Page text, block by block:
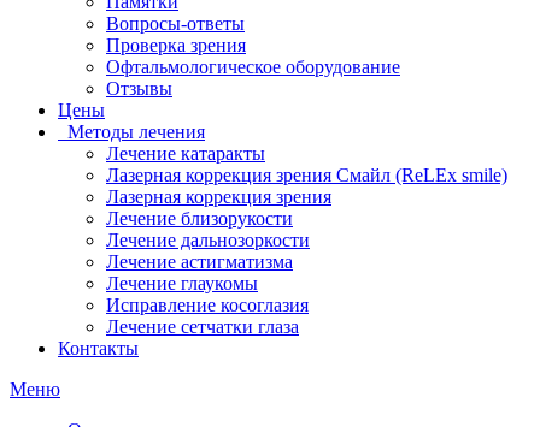
Вопросы-ответы
Проверка зрения
Офтальмологическое оборудование
Отзывы
Цены
Методы лечения
Лечение катаракты
Лазерная коррекция зрения Смайл (ReLEx smile)
Лазерная коррекция зрения
Лечение близорукости
Лечение дальнозоркости
Лечение астигматизма
Лечение глаукомы
Исправление косоглазия
Лечение сетчатки глаза
Контакты
Меню